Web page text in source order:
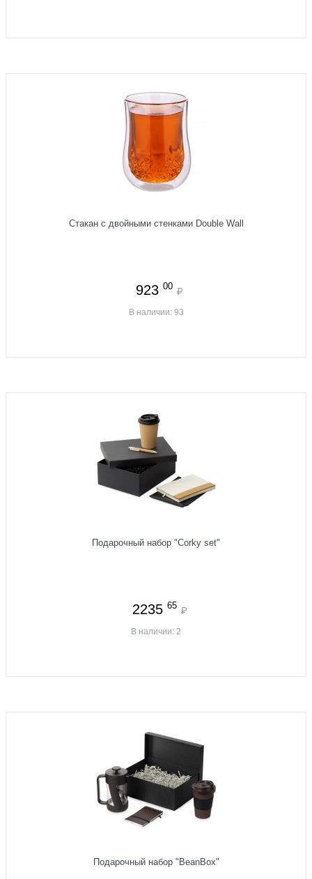
Стакан с двойными стенками Double Wall
923 00 ₽
В наличии: 93
Подарочный набор "Corky set"
2235 65 ₽
В наличии: 2
Подарочный набор "BeanBox"